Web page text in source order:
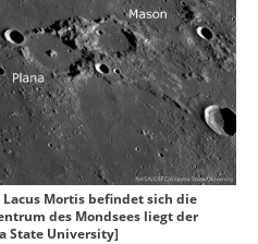
Lacus Mortis befindet sich die
des Mondsees liegt der
State University]